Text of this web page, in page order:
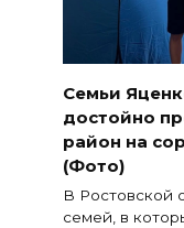
Семьи
достойно
район на
(Фото)
В Ростовской
семей, в